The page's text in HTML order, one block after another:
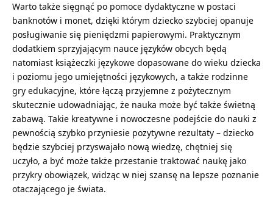
Warto także sięgnąć po pomoce dydaktyczne w postaci
banknotów i monet, dzięki którym dziecko szybciej opanuje
posługiwanie się pieniędzmi papierowymi. Praktycznym
dodatkiem sprzyjającym nauce języków obcych będą
natomiast książeczki językowe dopasowane do wieku dziecka
i poziomu jego umiejętności językowych, a także rodzinne
gry edukacyjne, które łączą przyjemne z pożytecznym
skutecznie udowadniając, że nauka może być także świetną
zabawą. Takie kreatywne i nowoczesne podejście do nauki z
pewnością szybko przyniesie pozytywne rezultaty – dziecko
będzie szybciej przyswajało nową wiedzę, chętniej się
uczyło, a być może także przestanie traktować naukę jako
przykry obowiązek, widząc w niej szansę na lepsze poznanie
otaczającego je świata.